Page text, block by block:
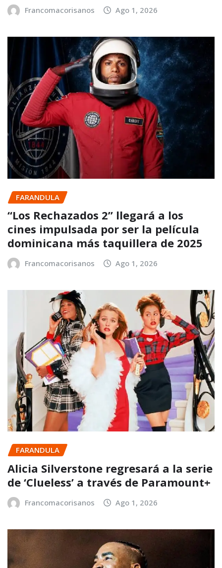
Francomacorisanos Ago 1, 2026
FARANDULA
“Los Rechazados 2” llegará a los
cines impulsada por ser la película
dominicana más taquillera de 2025
Francomacorisanos Ago 1, 2026
FARANDULA
Alicia Silverstone regresará a la serie
de ‘Clueless’ a través de Paramount+
Francomacorisanos Ago 1, 2026